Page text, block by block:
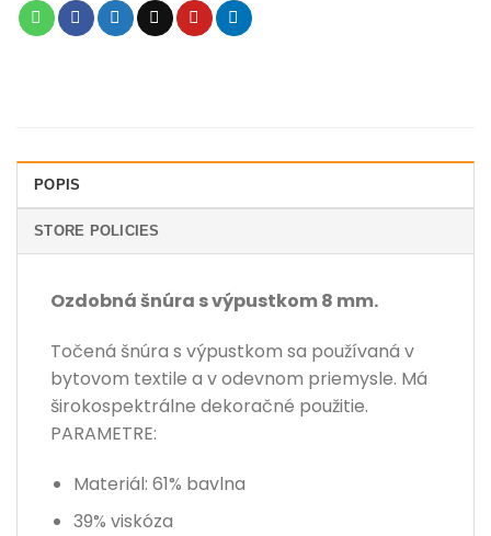
POPIS
STORE POLICIES
Ozdobná šnúra s výpustkom 8 mm.
Točená šnúra s výpustkom sa používaná v
bytovom textile a v odevnom priemysle. Má
širokospektrálne dekoračné použitie.
PARAMETRE:
Materiál: 61% bavlna
39% viskóza